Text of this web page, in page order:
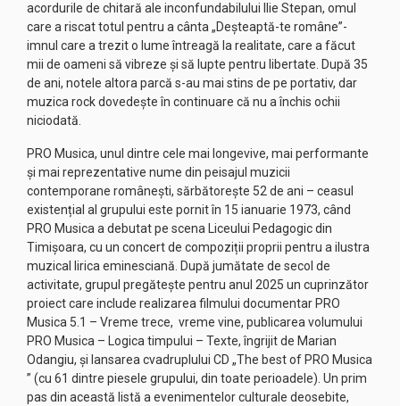
acordurile de chitară ale inconfundabilului Ilie Stepan, omul
care a riscat totul pentru a cânta „Deșteaptă-te române”-
imnul care a trezit o lume întreagă la realitate, care a făcut
mii de oameni să vibreze și să lupte pentru libertate. După 35
de ani, notele altora parcă s-au mai stins de pe portativ, dar
muzica rock dovedește în continuare că nu a închis ochii
niciodată.
PRO Musica, unul dintre cele mai longevive, mai performante
și mai reprezentative nume din peisajul muzicii
contemporane românești, sărbătorește 52 de ani – ceasul
existențial al grupului este pornit în 15 ianuarie 1973, când
PRO Musica a debutat pe scena Liceului Pedagogic din
Timișoara, cu un concert de compoziții proprii pentru a ilustra
muzical lirica eminesciană. După jumătate de secol de
activitate, grupul pregătește pentru anul 2025 un cuprinzător
proiect care include realizarea filmului documentar PRO
Musica 5.1 – Vreme trece, vreme vine, publicarea volumului
PRO Musica – Logica timpului – Texte, îngrijit de Marian
Odangiu, și lansarea cvadruplului CD „The best of PRO Musica
” (cu 61 dintre piesele grupului, din toate perioadele). Un prim
pas din această listă a evenimentelor culturale deosebite,